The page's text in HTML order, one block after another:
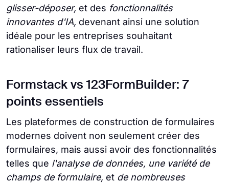
glisser-déposer, et des fonctionnalités
innovantes d'IA, devenant ainsi une solution
idéale pour les entreprises souhaitant
rationaliser leurs flux de travail.
Formstack vs 123FormBuilder: 7
points essentiels
Les plateformes de construction de formulaires
modernes doivent non seulement créer des
formulaires, mais aussi avoir des fonctionnalités
telles que l'analyse de données, une variété de
champs de formulaire, et de nombreuses